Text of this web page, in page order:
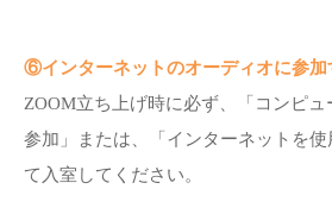
⑥インターネットのオーディオに参加
ZOOM立ち上げ時に必ず、「コンピ
参加」または、「インターネットを
て入室してください。